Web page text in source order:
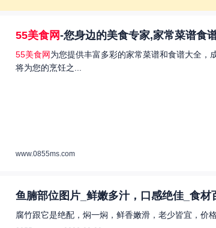
55美食网-您身边的美食专家,家常菜谱食
55美食网为您提供丰富多彩的家常菜谱和食谱大全，
将为您的烹饪之...
www.0855ms.com
鱼腩部位图片_鲜嫩多汁，口感绝佳_食材
腐竹跟它是绝配，焖一焖，鲜香嫩滑，老少皆宜，价